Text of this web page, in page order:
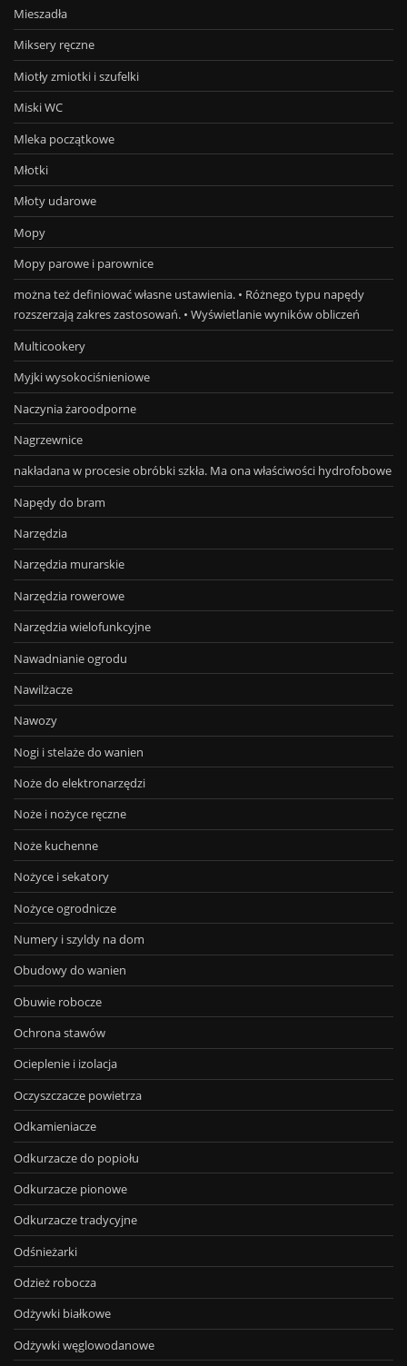
Mieszadła
Miksery ręczne
Miotły zmiotki i szufelki
Miski WC
Mleka początkowe
Młotki
Młoty udarowe
Mopy
Mopy parowe i parownice
można też definiować własne ustawienia. • Różnego typu napędy
rozszerzają zakres zastosowań. • Wyświetlanie wyników obliczeń
Multicookery
Myjki wysokociśnieniowe
Naczynia żaroodporne
Nagrzewnice
nakładana w procesie obróbki szkła. Ma ona właściwości hydrofobowe
Napędy do bram
Narzędzia
Narzędzia murarskie
Narzędzia rowerowe
Narzędzia wielofunkcyjne
Nawadnianie ogrodu
Nawilżacze
Nawozy
Nogi i stelaże do wanien
Noże do elektronarzędzi
Noże i nożyce ręczne
Noże kuchenne
Nożyce i sekatory
Nożyce ogrodnicze
Numery i szyldy na dom
Obudowy do wanien
Obuwie robocze
Ochrona stawów
Ocieplenie i izolacja
Oczyszczacze powietrza
Odkamieniacze
Odkurzacze do popiołu
Odkurzacze pionowe
Odkurzacze tradycyjne
Odśnieżarki
Odzież robocza
Odżywki białkowe
Odżywki węglowodanowe